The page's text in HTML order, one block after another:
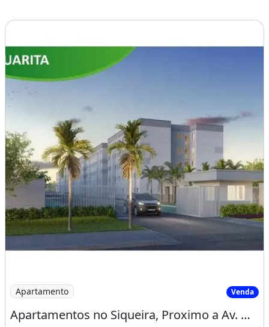
Imagem: Apartamentos no Siqueira, Proximo a Av
Apartamento Venda
Apartamentos no Siqueira, Proximo a Av. Osorio de Paiva, Entrada Facilitada!